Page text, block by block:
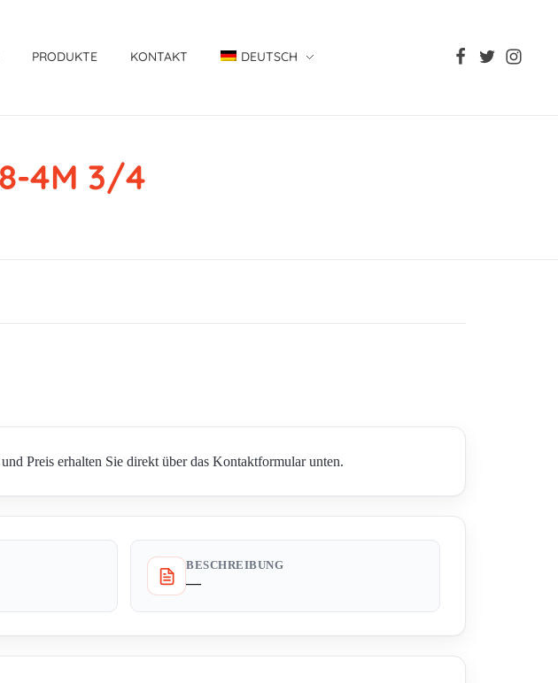
PRODUKTE KONTAKT DEUTSCH
4M 3/4
Preis erhalten Sie direkt über das Kontaktformular unten.
BESCHREIBUNG
—